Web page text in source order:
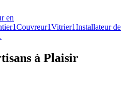
en
1Couvreur1Vitrier1Installateur de
à Plaisir